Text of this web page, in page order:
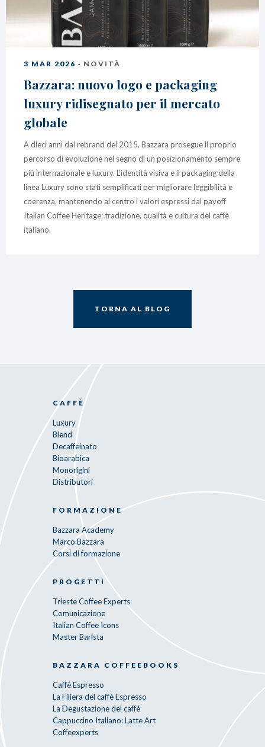
3 MAR 2026 · NOVITÀ
Bazzara: nuovo logo e packaging
luxury ridisegnato per il mercato
globale
A dieci anni dal rebrand del 2015, Bazzara prosegue il proprio
percorso di evoluzione nel segno di un posizionamento sempre
più internazionale e luxury. L’identità visiva e il packaging della
linea Luxury sono stati semplificati per migliorare leggibilità e
coerenza, mantenendo al centro i valori espressi dal payoff
Italian Coffee Heritage: tradizione, qualità e cultura del caffè
italiano.
TORNA AL BLOG
CAFFÈ
Luxury
Blend
Decaffeinato
Bioarabica
Monorigini
Distributori
FORMAZIONE
Bazzara Academy
Marco Bazzara
Corsi di formazione
PROGETTI
Trieste Coffee Experts
Comunicazione
Italian Coffee Icons
Master Barista
BAZZARA COFFEEBOOKS
Caffè Espresso
La Filiera del caffè Espresso
La Degustazione del caffè
Cappuccino Italiano: Latte Art
Coffeexperts